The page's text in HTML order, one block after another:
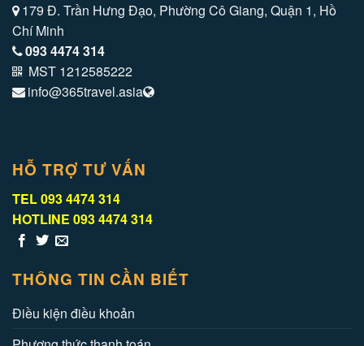
179 Đ. Trần Hưng Đạo, Phường Cô Giang, Quận 1, Hồ
Chí Minh
093 4474 314
MST 1212585222
info@365travel.asia
HỖ TRỢ TƯ VẤN
TEL093 4474 314
HOTLINE 093 4474 314
THÔNG TIN CẦN BIẾT
Điều kiện điều khoản